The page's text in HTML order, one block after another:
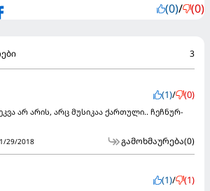
(0)/ (0)
3
(1)/ (0)
არ არის, არც მუსიკაა ქართული.. ჩეჩნურ-
29/2018 გამოხმაურება(0)
(1)/ (1)